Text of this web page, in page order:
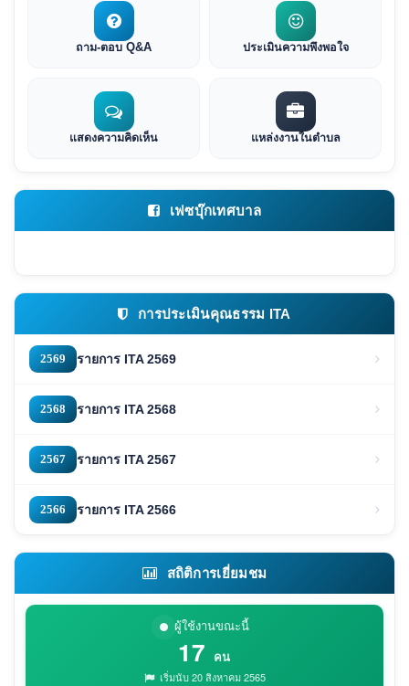
ถาม-ตอบ Q&A ประเมินความพึงพอใจ
แสดงความคิดเห็น แหล่งงานในตำบล
เฟซบุ๊กเทศบาล
การประเมินคุณธรรม ITA
2569 รายการ ITA 2569
2568 รายการ ITA 2568
2567 รายการ ITA 2567
2566 รายการ ITA 2566
สถิติการเยี่ยมชม
ผู้ใช้งานขณะนี้
17 คน
เริ่มนับ 20 สิงหาคม 2565